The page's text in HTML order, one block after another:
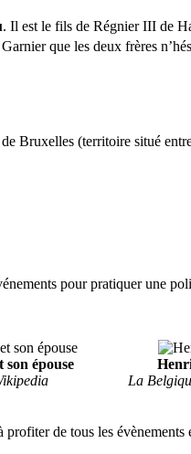
. Il est le fils de Régnier III de
que les deux frères
Bruxelles (territoire situé
pour pratiquer une
épouse
La
profiter de tous les